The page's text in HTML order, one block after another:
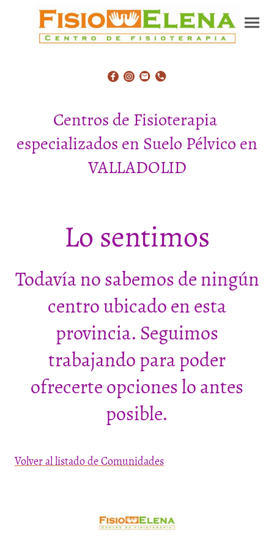
Centros de Fisioterapia
especializados en Suelo Pélvico en
VALLADOLID
Lo sentimos
Todavía no sabemos de ningún
centro ubicado en esta
provincia. Seguimos
trabajando para poder
ofrecerte opciones lo antes
posible.
Volver al listado de Comunidades